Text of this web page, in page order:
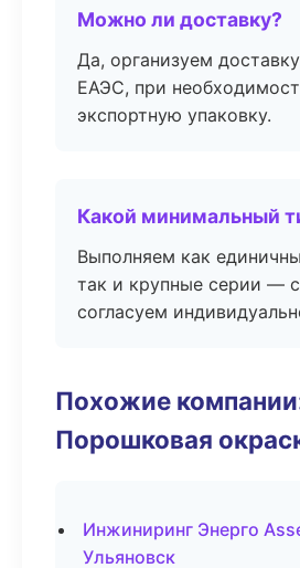
Можно ли доставку?
Да, организуем
ЕАЭС, при
экспортную упаковку.
Какой минимальный
Выполняем как
так и крупные серии —
согласуем
Похожие
Порошковая
Инжиниринг Энерго
Ульяновск